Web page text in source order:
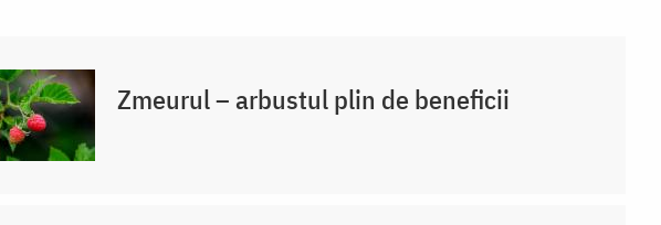
Zmeurul – arbustul plin de beneficii